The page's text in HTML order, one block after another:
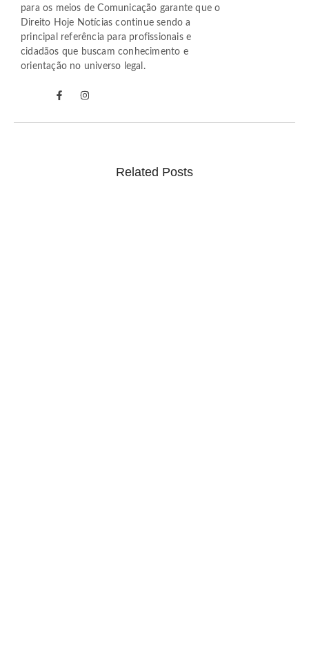
para os meios de Comunicação garante que o
Direito Hoje Notícias continue sendo a
principal referência para profissionais e
cidadãos que buscam conhecimento e
orientação no universo legal.
Related Posts